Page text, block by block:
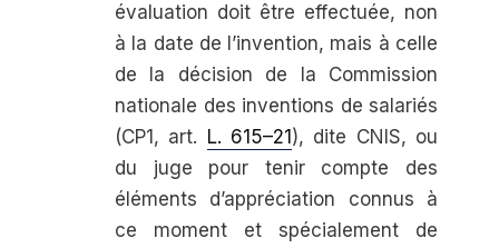
évaluation doit être effectuée, non
à la date de l’invention, mais à celle
de la décision de la Commission
nationale des inventions de salariés
(CP1, art. L. 615–21 ), dite CNIS, ou
du juge pour tenir compte des
éléments d’appréciation connus à
ce moment et spécialement de